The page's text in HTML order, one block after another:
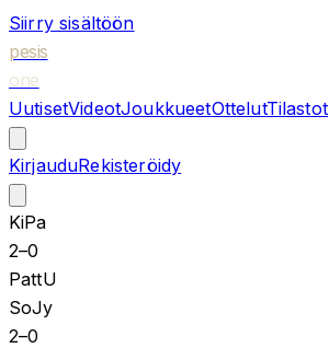
Siirry sisältöön
pesis
one
UutisetVideotJoukkueetOttelutTilastot
KirjauduRekisteröidy
KiPa
2–0
PattU
SoJy
2–0